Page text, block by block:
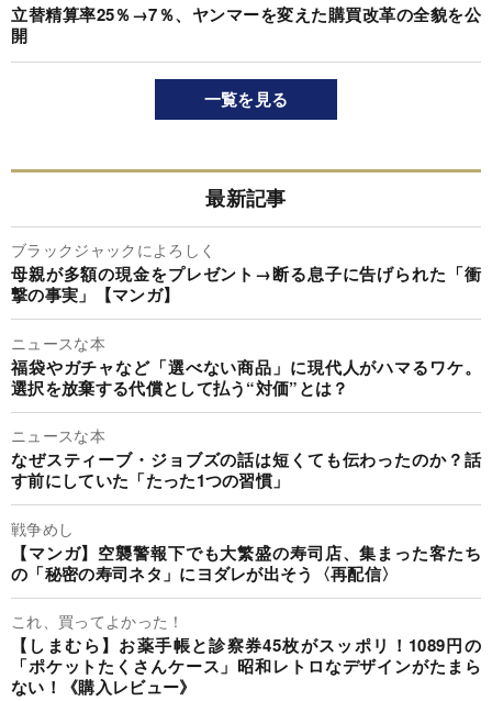
立替精算率25％→7％、ヤンマーを変えた購買改革の全貌を公
開
一覧を見る
最新記事
ブラックジャックによろしく
母親が多額の現金をプレゼント→断る息子に告げられた「衝
撃の事実」【マンガ】
ニュースな本
福袋やガチャなど「選べない商品」に現代人がハマるワケ。
選択を放棄する代償として払う“対価”とは？
ニュースな本
なぜスティーブ・ジョブズの話は短くても伝わったのか？話
す前にしていた「たった1つの習慣」
戦争めし
【マンガ】空襲警報下でも大繁盛の寿司店、集まった客たち
の「秘密の寿司ネタ」にヨダレが出そう〈再配信〉
これ、買ってよかった！
【しまむら】お薬手帳と診察券45枚がスッポリ！1089円の
「ポケットたくさんケース」昭和レトロなデザインがたまら
ない！《購入レビュー》